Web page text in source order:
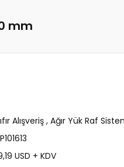
mm
Alışveriş , Ağır Yük Raf
USD + KDV